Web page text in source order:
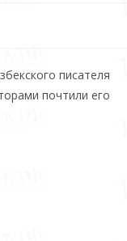
писателя
почтили его